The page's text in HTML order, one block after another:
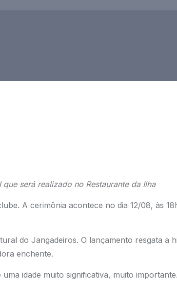
será realizado no Restaurante da Ilha
A cerimônia acontece no dia 12/08, às
do Jangadeiros. O lançamento resgata a
enchente.
idade muito significativa, muito